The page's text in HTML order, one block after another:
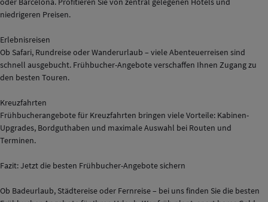
niedrigeren Preisen.
Erlebnisreisen
Ob Safari, Rundreise oder Wanderurlaub – viele Abenteuerreisen sind
schnell ausgebucht. Frühbucher-Angebote verschaffen Ihnen Zugang zu
den besten Touren.
Kreuzfahrten
Frühbucherangebote für Kreuzfahrten bringen viele Vorteile: Kabinen-
Upgrades, Bordguthaben und maximale Auswahl bei Routen und
Terminen.
Fazit: Jetzt die besten Frühbucher-Angebote sichern
Ob Badeurlaub, Städtereise oder Fernreise – bei uns finden Sie die besten